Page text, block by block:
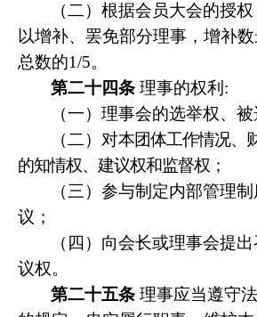
（二）根据会员大会的授
以增补、罢免部分理事，增补
总数的1/5。
第二十四条 理事的权利:
（一）理事会的选举权、
（二）对本团体工作情况、
的知情权、建议权和监督权；
（三）参与制定内部管理
议；
（四）向会长或理事会提
议权。
第二十五条 理事应当遵守